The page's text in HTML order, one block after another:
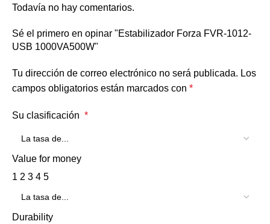
Todavía no hay comentarios.
Sé el primero en opinar "Estabilizador Forza FVR-1012-
USB 1000VA500W"
Tu dirección de correo electrónico no será publicada. Los
campos obligatorios están marcados con *
Su clasificación *
Value for money
1 2 3 4 5
Durability